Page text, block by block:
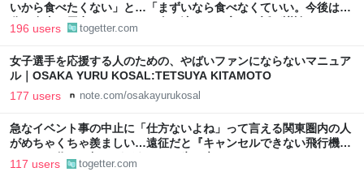
いから食べたくない」と…「まずいなら食べなくていい。今後は自
分で食事を用意しなさい。お金は渡す」と言った話が議論に
196 users togetter.com
女子選手を応援する人のための、やばいファンにならないマニュア
ル｜OSAKA YURU KOSAL:TETSUYA KITAMOTO
177 users note.com/osakayurukosal
急なイベント事の中止に「仕方ないよね」って言える関東圏内の人
がめちゃくちゃ羨ましい…遠征だと『キャンセルできない飛行機代
とホテル代』の怒りがどうしても先に来る
117 users togetter.com